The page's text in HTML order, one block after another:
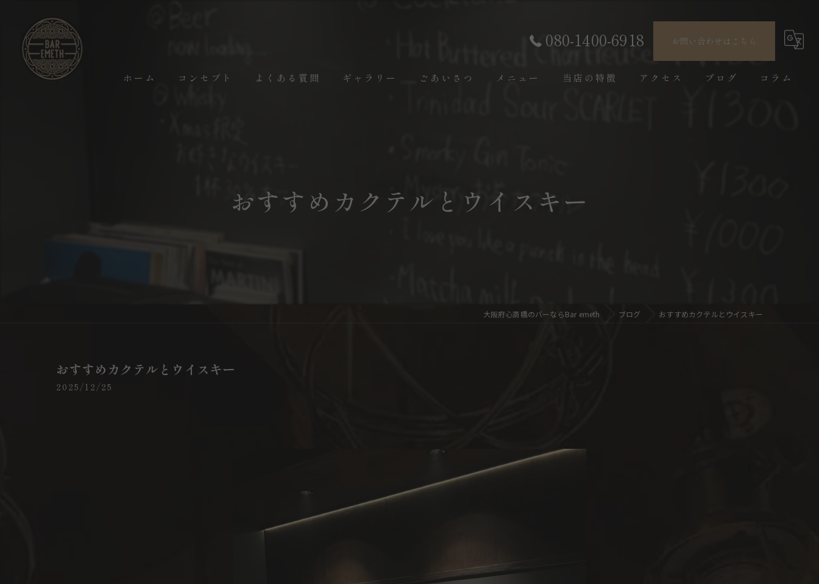
080-1400-6918 お問い合わせはこちら
ホーム コンセプト よくある質問 ギャラリー ごあいさつ メニュー 当店の特徴
隠れ家
アクセス ブログ コラム
おすすめカクテルとウイスキー
大阪府心斎橋のバーならBar emeth ブログ おすすめカクテルとウイスキー
おすすめカクテルとウイスキー
2025/12/25